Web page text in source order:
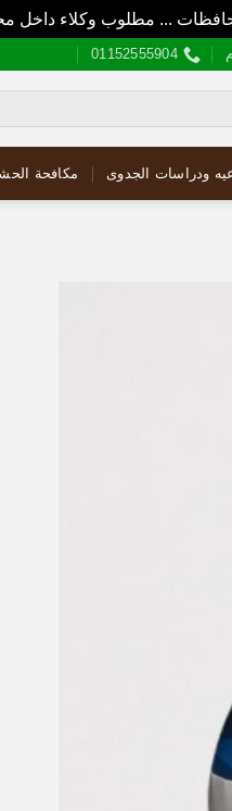
... مطلوب وكلاء
01152555904
ودراسات الجدوى مكافحة